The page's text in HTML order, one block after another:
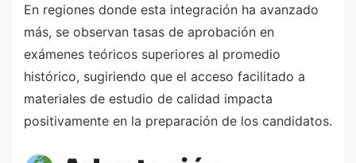
En regiones donde esta integración ha avanzado
más, se observan tasas de aprobación en
exámenes teóricos superiores al promedio
histórico, sugiriendo que el acceso facilitado a
materiales de estudio de calidad impacta
positivamente en la preparación de los candidatos.